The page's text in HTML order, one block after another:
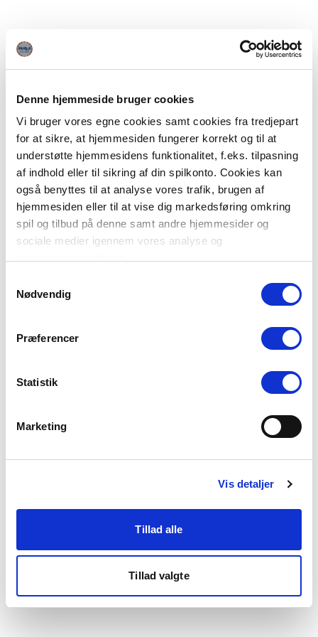
Denne hjemmeside bruger cookies
Vi bruger vores egne cookies samt cookies fra tredjepart
for at sikre, at hjemmesiden fungerer korrekt og til at
understøtte hjemmesidens funktionalitet, f.eks. tilpasning
af indhold eller til sikring af din spilkonto. Cookies kan
også benyttes til at analyse vores trafik, brugen af
hjemmesiden eller til at vise dig markedsføring omkring
spil og tilbud på denne samt andre hjemmesider og
sociale medier igennem vores analyse og
Du kan læse mere om vores brug af cookies under
"Detaljer" eller ved at klikke videre til vores Cookiepolitik,
Nødvendig
Præferencer
Statistik
Marketing
Vis detaljer
Tillad alle
Tillad valgte